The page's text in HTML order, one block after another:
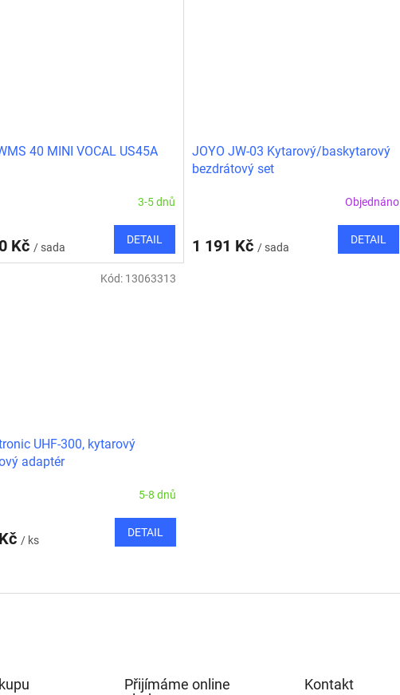
40 MINI VOCAL US45A
3-5 dnů
Kč / sada
DETAIL
JOYO JW-03 Kytarový/baskytarový
bezdrátový set
Objednáno
1 191 Kč / sada
DETAIL
UHF-300, kytarový
adaptér
5-8 dnů
/ ks
DETAIL
Kód: 13063313
v
Přijímáme online
Kontakt